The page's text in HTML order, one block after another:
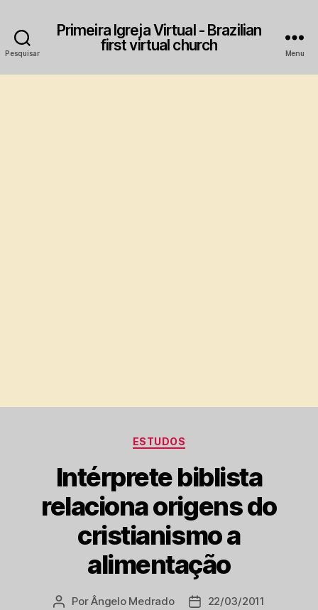
Pesquisar
Primeira Igreja Virtual - Brazilian
first virtual church
Menu
Categorias
ESTUDOS
Intérprete biblista
relaciona origens do
cristianismo a
alimentação
Autor
PorÂngelo Medrado
Data22/03/2011